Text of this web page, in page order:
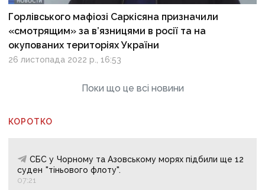
Горлівського мафіозі Саркісяна призначили
«смотрящим» за в’язницями в росії та на
окупованих територіях України
26 листопада 2022 р., 16:53
Поки що це всі новини
КОРОТКО
СБС у Чорному та Азовському морях підбили ще 12
суден "тіньового флоту".
07:21